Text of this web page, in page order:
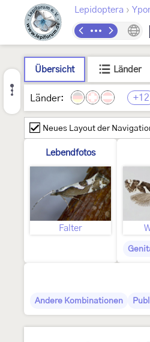
Lepidoptera ›
Übersicht Länder
Länder: +12
Neues Layout der
Lebendfotos
Falter
Andere Kombinationen